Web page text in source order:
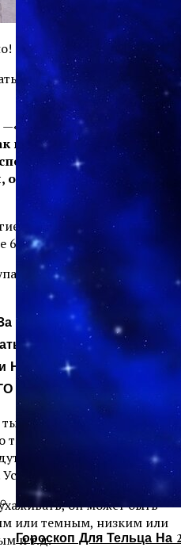
Гороскоп Для Тельца На
за тобой ухаживать, пока
—«Девушка должна
троллейбусу. Не надо
медленным
уехал. Ничего,
ухаживания…Не 1,2,3
6,9,12 месяцев…
и увидишь его
Тобой Ухаживать
Тебя Не
На
Н@ХЕР
живешь в Афганистане в
твои родители и
за любого, кто даст
говоря…
он может быть
или темным, низким или
и т.д.